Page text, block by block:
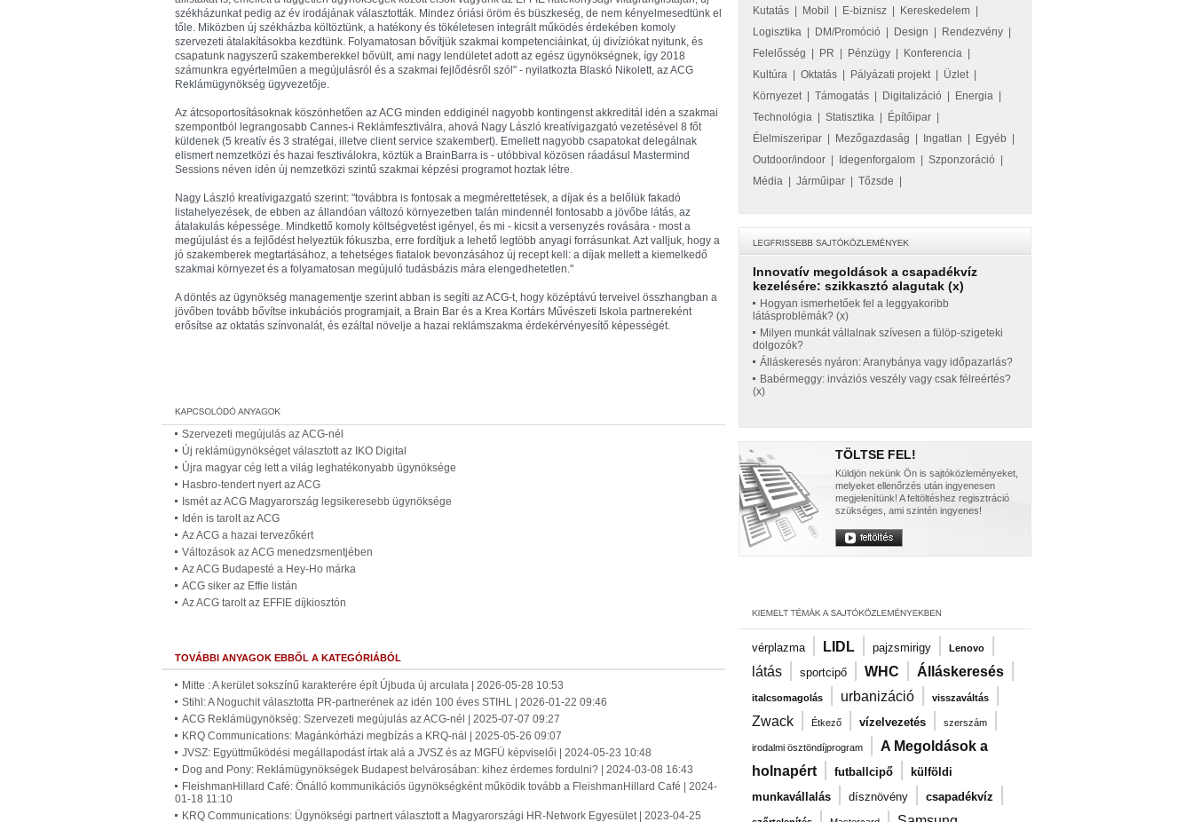
székházunkat pedig az év irodájának választották. Mindez óriási öröm és büszkeség, de nem kényelmesedtünk el
tőle. Miközben új székházba költöztünk, a hatékony és tökéletesen integrált működés érdekében komoly
szervezeti átalakításokba kezdtünk. Folyamatosan bővítjük szakmai kompetenciáinkat, új divíziókat nyitunk, és
csapatunk nagyszerű szakemberekkel bővült, ami nagy lendületet adott az egész ügynökségnek, így 2018
számunkra egyértelműen a megújulásról és a szakmai fejlődésről szól" - nyilatkozta Blaskó Nikolett, az ACG
Reklámügynökség ügyvezetője.
Az átcsoportosításoknak köszönhetően az ACG minden eddiginél nagyobb kontingenst akkreditál idén a szakmai
szempontból legrangosabb Cannes-i Reklámfesztiválra, ahová Nagy László kreatívigazgató vezetésével 8 főt
küldenek (5 kreatív és 3 stratégai, illetve client service szakembert). Emellett nagyobb csapatokat delegálnak
elismert nemzetközi és hazai fesztiválokra, köztük a BrainBarra is - utóbbival közösen ráadásul Mastermind
Sessions néven idén új nemzetközi szintű szakmai képzési programot hoztak létre.
Nagy László kreatívigazgató szerint: "továbbra is fontosak a megmérettetések, a díjak és a belőlük fakadó
listahelyezések, de ebben az állandóan változó környezetben talán mindennél fontosabb a jövőbe látás, az
átalakulás képessége. Mindkettő komoly költségvetést igényel, és mi - kicsit a versenyzés rovására - most a
megújulást és a fejlődést helyeztük fókuszba, erre fordítjuk a lehető legtöbb anyagi forrásunkat. Azt valljuk, hogy a
jó szakemberek megtartásához, a tehetséges fiatalok bevonzásához új recept kell: a díjak mellett a kiemelkedő
szakmai környezet és a folyamatosan megújuló tudásbázis mára elengedhetetlen."
A döntés az ügynökség managementje szerint abban is segíti az ACG-t, hogy középtávú terveivel összhangban a
jövőben tovább bővítse inkubációs programjait, a Brain Bar és a Krea Kortárs Művészeti Iskola partnereként
erősítse az oktatás színvonalát, és ezáltal növelje a hazai reklámszakma érdekérvényesítő képességét.
Szervezeti megújulás az ACG-nél
Új reklámügynökséget választott az IKO Digital
Újra magyar cég lett a világ leghatékonyabb ügynöksége
Hasbro-tendert nyert az ACG
Ismét az ACG Magyarország legsikeresebb ügynöksége
Idén is tarolt az ACG
Az ACG a hazai tervezőkért
Változások az ACG menedzsmentjében
Az ACG Budapesté a Hey-Ho márka
ACG siker az Effie listán
Az ACG tarolt az EFFIE díjkiosztón
TOVÁBBI ANYAGOK EBBŐL A KATEGÓRIÁBÓL
Mitte : A kerület sokszínű karakterére épít Újbuda új arculata | 2026-05-28 10:53
Stihl: A Noguchit választotta PR-partnerének az idén 100 éves STIHL | 2026-01-22 09:46
ACG Reklámügynökség: Szervezeti megújulás az ACG-nél | 2025-07-07 09:27
KRQ Communications: Magánkórházi megbízás a KRQ-nál | 2025-05-26 09:07
JVSZ: Együttműködési megállapodást írtak alá a JVSZ és az MGFÜ képviselői | 2024-05-23 10:48
Dog and Pony: Reklámügynökségek Budapest belvárosában: kihez érdemes fordulni? | 2024-03-08 16:43
FleishmanHillard Café: Önálló kommunikációs ügynökségként működik tovább a FleishmanHillard Café | 2024-
01-18 11:10
KRQ Communications: Ügynökségi partnert választott a Magyarországi HR-Network Egyesület | 2023-04-25
Kutatás
Mobil E-biznisz Kereskedelem
Logisztika
DM/Promóció Design Rendezvény
Felelősség
PR Pénzügy Konferencia
Kultúra
Oktatás Pályázati projekt| Üzlet|
Környezet| Támogatás Digitalizáció Energia
Technológia
Statisztika Építőipar
Élelmiszeripar
Mezőgazdaság Ingatlan Egyéb
Outdoor/indoor
Idegenforgalom Szponzoráció
Média
Járműipar Tőzsde
Innovatív megoldások a csapadékvíz
kezelésére: szikkasztó alagutak (x)
Hogyan ismerhetőek fel a leggyakoribb
látásproblémák? (x)
Milyen munkát vállalnak szívesen a fülöp-szigeteki
dolgozók?
Álláskeresés nyáron: Aranybánya vagy időpazarlás?
Babérmeggy: inváziós veszély vagy csak félreértés?
(x)
TÖLTSE FEL!
Küldjön nekünk Ön is sajtóközleményeket,
melyeket ellenőrzés után ingyenesen
megjelenítünk! A feltöltéshez regisztráció
szükséges, ami szintén ingyenes!
vérplazma | LIDL | pajzsmirigy | Lenovo |
látás | sportcipő | WHC | Álláskeresés |
italcsomagolás | urbanizáció | visszaváltás |
Zwack | Étkező | vízelvezetés | szerszám |
irodalmi ösztöndíjprogram | A Megoldások a
holnapért | futballcipő |
külföldi
munkavállalás | dísznövény | csapadékvíz |